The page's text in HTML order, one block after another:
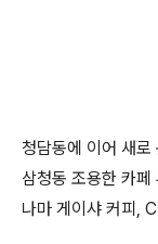
청담동에 이어 새
삼청동 조용한 카
나마 게이샤 커피,